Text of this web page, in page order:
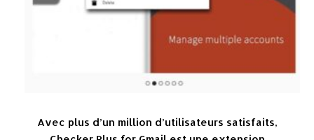
Avec plus d’un million d’utilisateurs satisfaits,